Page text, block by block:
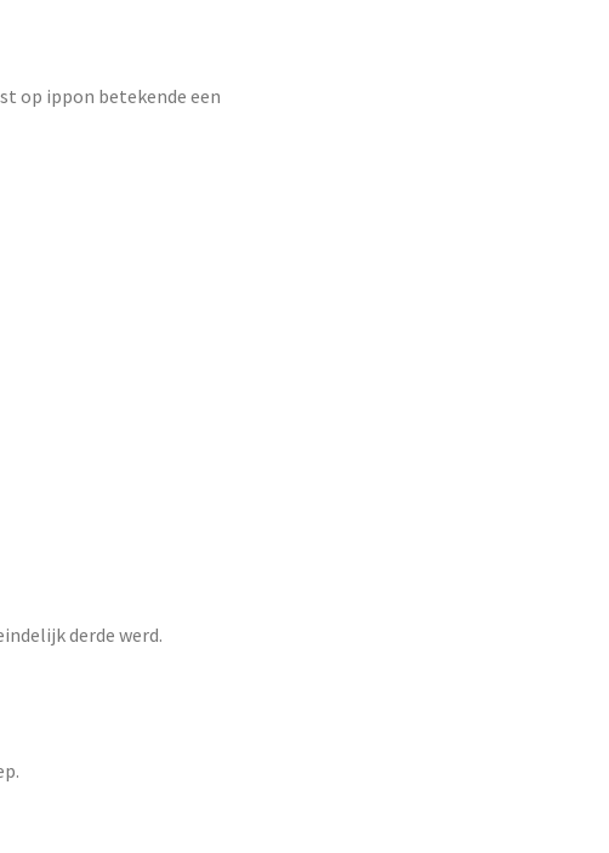
op ippon betekende een
derde werd.